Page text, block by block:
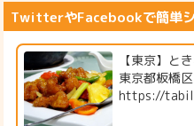
TwitterやFacebookで簡単
【東京】と
東京都板橋
https://